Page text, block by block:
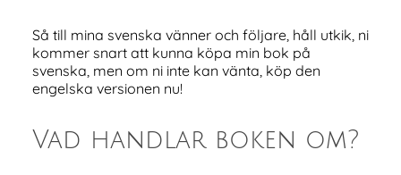
Så till mina svenska vänner och följare, håll utkik, ni
kommer snart att kunna köpa min bok på
svenska, men om ni inte kan vänta, köp den
engelska versionen nu!
Vad handlar boken om?